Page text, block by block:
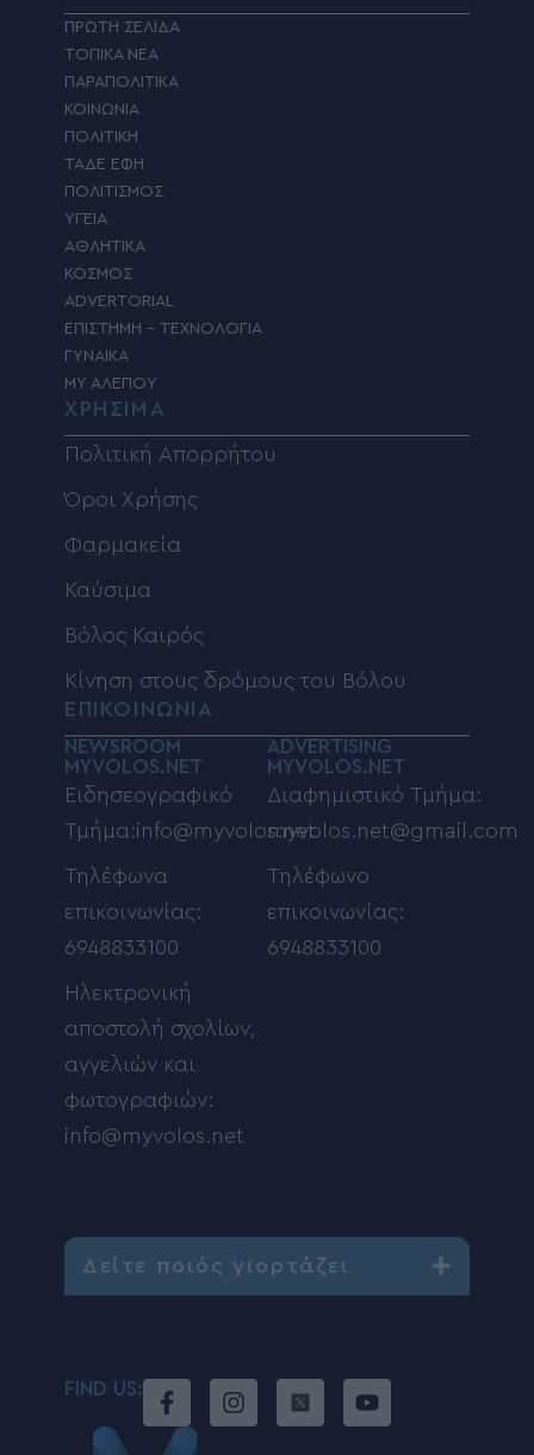
ΠΡΩΤΗ ΣΕΛΙΔΑ
ΤΟΠΙΚΑ ΝΕΑ
ΠΑΡΑΠΟΛΙΤΙΚΑ
ΚΟΙΝΩΝΙΑ
ΠΟΛΙΤΙΚΗ
ΤΑΔΕ ΕΦΗ
ΠΟΛΙΤΙΣΜΟΣ
ΥΓΕΙΑ
ΑΘΛΗΤΙΚΑ
ΚΟΣΜΟΣ
ADVERTORIAL
ΕΠΙΣΤΗΜΗ – ΤΕΧΝΟΛΟΓΙΑ
ΓΥΝΑΙΚΑ
MY ΑΛΕΠΟΥ
ΧΡΗΣΙΜΑ
Πολιτική Απορρήτου
Όροι Χρήσης
Φαρμακεία
Καύσιμα
Βόλος Καιρός
Κίνηση στους δρόμους του Βόλου
ΕΠΙΚΟΙΝΩΝΙΑ
NEWSROOM
MYVOLOS.NET
Ειδησεογραφικό
Τμήμα:info@myvolos.net
Τηλέφωνα
επικοινωνίας:
6948833100
Ηλεκτρονική
αποστολή σχολίων,
αγγελιών και
φωτογραφιών:
info@myvolos.net
ADVERTISING
MYVOLOS.NET
Διαφημιστικό Τμήμα:
myvolos.net@gmail.com
Τηλέφωνο
επικοινωνίας:
6948833100
Δείτε ποιός γιορτάζει
FIND US: